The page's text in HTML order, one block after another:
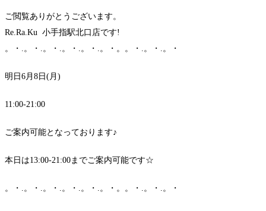
ご閲覧ありがとうございます。
Re.Ra.Ku 小手指駅北口店です!
。・.。・.。・.。・.。・.。・。。・.。・.。・
明日6月8日(月)
11:00-21:00
ご案内可能となっております♪
本日は13:00-21:00までご案内可能です☆
。・.。・.。・.。・.。・.。・。。・.。・.。・